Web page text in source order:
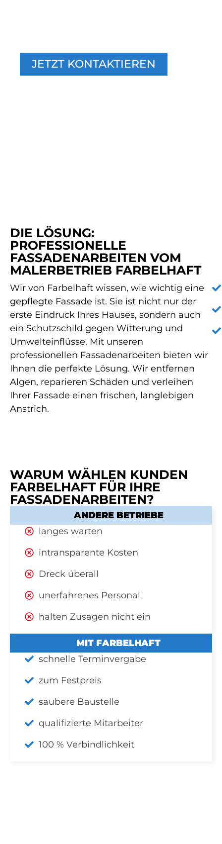
JETZT KONTAKTIEREN
DIE LÖSUNG:
PROFESSIONELLE
FASSADENARBEITEN VOM
MALERBETRIEB FARBELHAFT
Wir von Farbelhaft wissen, wie wichtig eine
gepflegte Fassade ist. Sie ist nicht nur der
erste Eindruck Ihres Hauses, sondern auch
ein Schutzschild gegen Witterung und
Umwelteinflüsse. Mit unseren
professionellen Fassadenarbeiten bieten wir
Ihnen die perfekte Lösung. Wir entfernen
Algen, reparieren Schäden und verleihen
Ihrer Fassade einen frischen, langlebigen
Anstrich.
WARUM WÄHLEN KUNDEN
FARBELHAFT FÜR IHRE
FASSADENARBEITEN?
MIT FARBELHAFT
schnelle Terminvergabe
zum Festpreis
saubere Baustelle
qualifizierte Mitarbeiter
100 % Verbindlichkeit
ANDERE BETRIEBE
langes warten
intransparente Kosten
Dreck überall
unerfahrenes Personal
halten Zusagen nicht ein